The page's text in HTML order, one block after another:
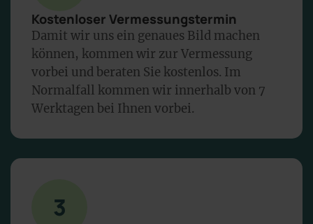
Kostenloser Vermessungstermin
Damit wir uns ein genaues Bild machen
können, kommen wir zur Vermessung
vorbei und beraten Sie kostenlos. Im
Normalfall kommen wir innerhalb von 7
Werktagen bei Ihnen vorbei.
3